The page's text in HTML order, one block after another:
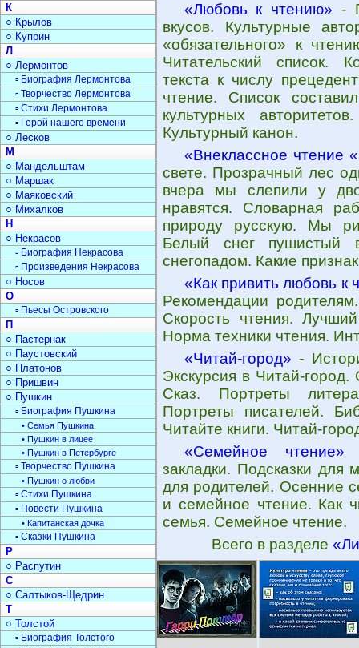
«Любовь к чтению» -
вкусов. Культурные
«обязательного» к
Читательский список.
текста к числу
чтение. Список
культурных
Культурный канон.
«Внеклассное чтение
свете. Прозрачный лес
вчера мы слепили у
нравятся. Словарная
природу русскую. Мы
Белый снег пушистый
снегопадом. Какие
«Как привить любовь к
Рекомендации
Скорость чтения.
Норма техники чтения.
«Читай-город» -
Экскурсия в Читай-
Сказ. Портреты
Портреты писателей.
Читайте книги. Читай-
«Семейное чтение»
закладки. Подсказки
для родителей. Осенние
и семейное чтение. Как
семья. Семейное чтение.
Всего в разделе
К
○ Крылов
○ Куприн
Л
○ Лермонтов
▫ Биография Лермонтова
▫ Творчество Лермонтова
▫ Стихи Лермонтова
▫ Герой нашего времени
○ Лесков
М
○ Мандельштам
○ Маршак
○ Маяковский
○ Михалков
Н
○ Некрасов
▫ Биография Некрасова
▫ Произведения Некрасова
○ Носов
О
▫ Пьесы Островского
П
○ Пастернак
○ Паустовский
○ Платонов
○ Пришвин
○ Пушкин
▫ Биография Пушкина
• Семья Пушкина
• Пушкин в лицее
• Пушкин в Петербурге
▫ Творчество Пушкина
• Пушкин о любви
▫ Стихи Пушкина
▫ Повести Пушкина
• Капитанская дочка
▫ Сказки Пушкина
Р
○ Распутин
С
○ Салтыков-Щедрин
Т
○ Толстой
▫ Биография Толстого